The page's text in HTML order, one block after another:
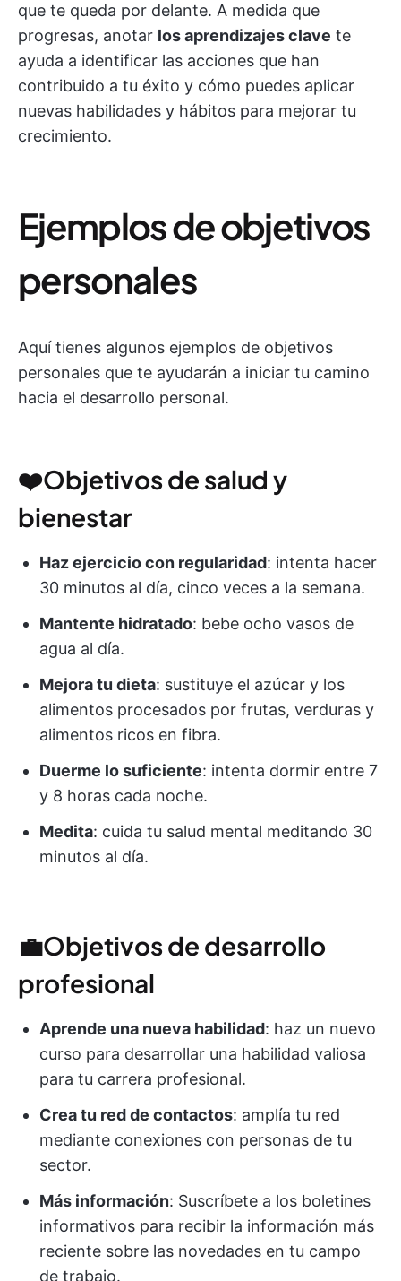
que te queda por delante. A medida que
progresas, anotar los aprendizajes clave te
ayuda a identificar las acciones que han
contribuido a tu éxito y cómo puedes aplicar
nuevas habilidades y hábitos para mejorar tu
crecimiento.
Ejemplos de objetivos
personales
Aquí tienes algunos ejemplos de objetivos
personales que te ayudarán a iniciar tu camino
hacia el desarrollo personal.
❤️Objetivos de salud y
bienestar
Haz ejercicio con regularidad: intenta hacer
30 minutos al día, cinco veces a la semana.
Mantente hidratado: bebe ocho vasos de
agua al día.
Mejora tu dieta: sustituye el azúcar y los
alimentos procesados por frutas, verduras y
alimentos ricos en fibra.
Duerme lo suficiente: intenta dormir entre 7
y 8 horas cada noche.
Medita: cuida tu salud mental meditando 30
minutos al día.
💼Objetivos de desarrollo
profesional
Aprende una nueva habilidad: haz un nuevo
curso para desarrollar una habilidad valiosa
para tu carrera profesional.
Crea tu red de contactos: amplía tu red
mediante conexiones con personas de tu
sector.
Más información: Suscríbete a los boletines
informativos para recibir la información más
reciente sobre las novedades en tu campo
de trabajo.